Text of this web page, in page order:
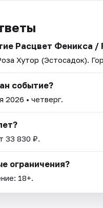
Расцвет Феникса
Хутор (Эстосадок).
событие?
2026 • четверг.
33 830 ₽.
ограничения?
18+.